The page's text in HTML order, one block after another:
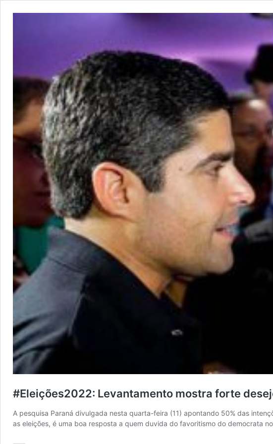
#Eleições2022: Levantamento mostra forte
A pesquisa Paraná divulgada nesta quarta-feira (11) apontando 50% das
as eleições, é uma boa resposta a quem duvida do favoritismo do democrata